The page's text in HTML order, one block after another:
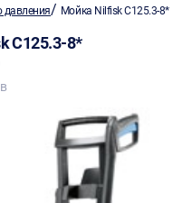
давления/ Мойка Nilfisk C125.3-8*
C125.3-8*